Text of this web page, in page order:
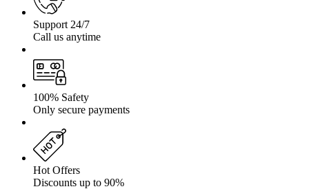
Support 24/7
Call us anytime
100% Safety
Only secure payments
Hot Offers
Discounts up to 90%